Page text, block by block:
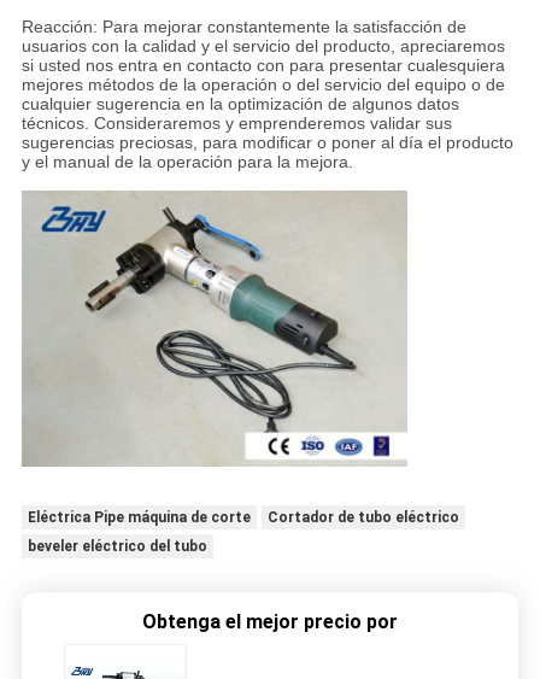
Reacción: Para mejorar constantemente la satisfacción de
usuarios con la calidad y el servicio del producto, apreciaremos
si usted nos entra en contacto con para presentar cualesquiera
mejores métodos de la operación o del servicio del equipo o de
cualquier sugerencia en la optimización de algunos datos
técnicos. Consideraremos y emprenderemos validar sus
sugerencias preciosas, para modificar o poner al día el producto
y el manual de la operación para la mejora.
Eléctrica Pipe máquina de corte
Cortador de tubo eléctrico
beveler eléctrico del tubo
Obtenga el mejor precio por